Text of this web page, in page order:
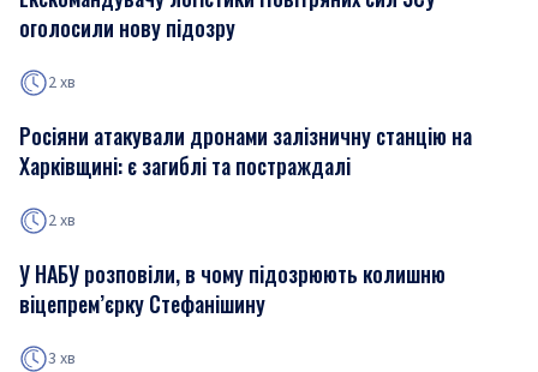
оголосили нову підозру
2 хв
Росіяни атакували дронами залізничну станцію на
Харківщині: є загиблі та постраждалі
2 хв
У НАБУ розповіли, в чому підозрюють колишню
віцепрем’єрку Стефанішину
3 хв